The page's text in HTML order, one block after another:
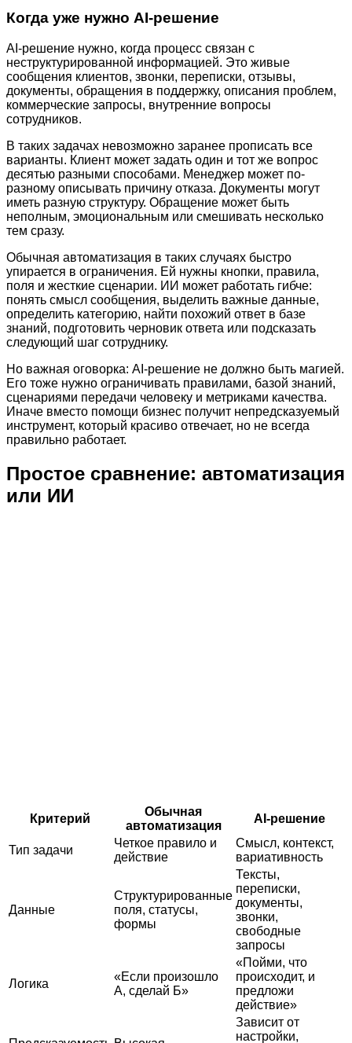
Когда уже нужно AI-решение
AI-решение нужно, когда процесс связан с
неструктурированной информацией. Это живые
сообщения клиентов, звонки, переписки, отзывы,
документы, обращения в поддержку, описания проблем,
коммерческие запросы, внутренние вопросы
сотрудников.
В таких задачах невозможно заранее прописать все
варианты. Клиент может задать один и тот же вопрос
десятью разными способами. Менеджер может по-
разному описывать причину отказа. Документы могут
иметь разную структуру. Обращение может быть
неполным, эмоциональным или смешивать несколько
тем сразу.
Обычная автоматизация в таких случаях быстро
упирается в ограничения. Ей нужны кнопки, правила,
поля и жесткие сценарии. ИИ может работать гибче:
понять смысл сообщения, выделить важные данные,
определить категорию, найти похожий ответ в базе
знаний, подготовить черновик ответа или подсказать
следующий шаг сотруднику.
Но важная оговорка: AI-решение не должно быть магией.
Его тоже нужно ограничивать правилами, базой знаний,
сценариями передачи человеку и метриками качества.
Иначе вместо помощи бизнес получит непредсказуемый
инструмент, который красиво отвечает, но не всегда
правильно работает.
Простое сравнение: автоматизация
или ИИ
Критерий
Обычная
автоматизация
AI-решение
Тип задачи
Четкое правило и
действие
Смысл, контекст,
вариативность
Данные
Структурированные
поля, статусы,
формы
Тексты,
переписки,
документы,
звонки,
свободные
запросы
Логика
«Если произошло
А, сделай Б»
«Пойми, что
происходит, и
предложи
действие»
Зависит от
настройки,